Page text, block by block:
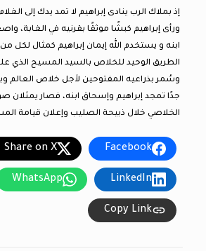
إذ بملاك الرب ينادى إبراهيم لا تمد يدك إلى
ورأى إبراهيم كبشًا موثقًا بقرنيه في الغابة،
ابنه و يستخدم الله إيمان إبراهيم كمثال لكل
الطريق الوحيد للخلاص بالسيد المسيح الذي
وسُمر بذراعيه المفتوحين لأجل خلاص العالم
جدًا تمجد إبراهيم وإسحاق ابنه، فصار يمثلان
الخلاصي خلال ذبيحة الصليب وإعلان قيامة
Facebook
Share on X
LinkedIn
WhatsApp
Copy Link